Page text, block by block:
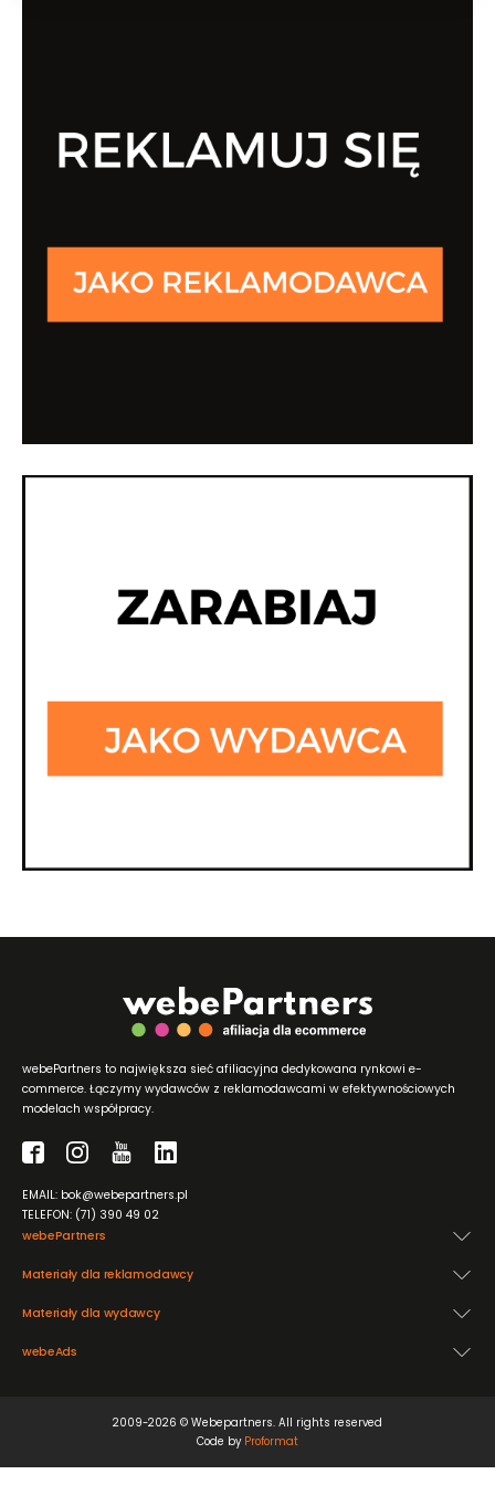
webePartners
Materiały dla reklamodawcy
Materiały dla wydawcy
webeAds
webePartners to największa sieć afiliacyjna dedykowana rynkowi e-
commerce. Łączymy wydawców z reklamodawcami w efektywnościowych
modelach współpracy.
EMAIL: bok@webepartners.pl
TELEFON: (71) 390 49 02
2009-2026 © Webepartners. All rights reserved
Code by Proformat